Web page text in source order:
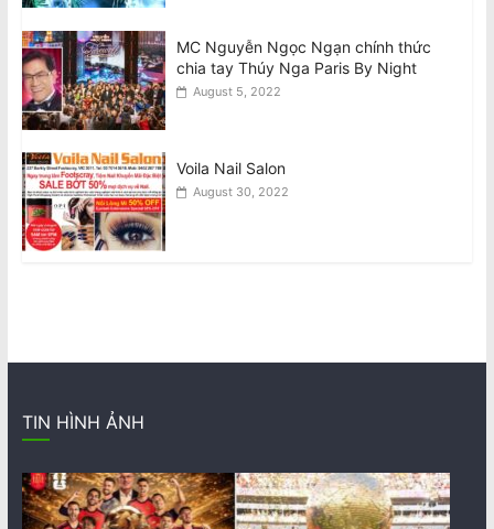
MC Nguyễn Ngọc Ngạn chính thức
chia tay Thúy Nga Paris By Night
August 5, 2022
Voila Nail Salon
August 30, 2022
TIN HÌNH ẢNH